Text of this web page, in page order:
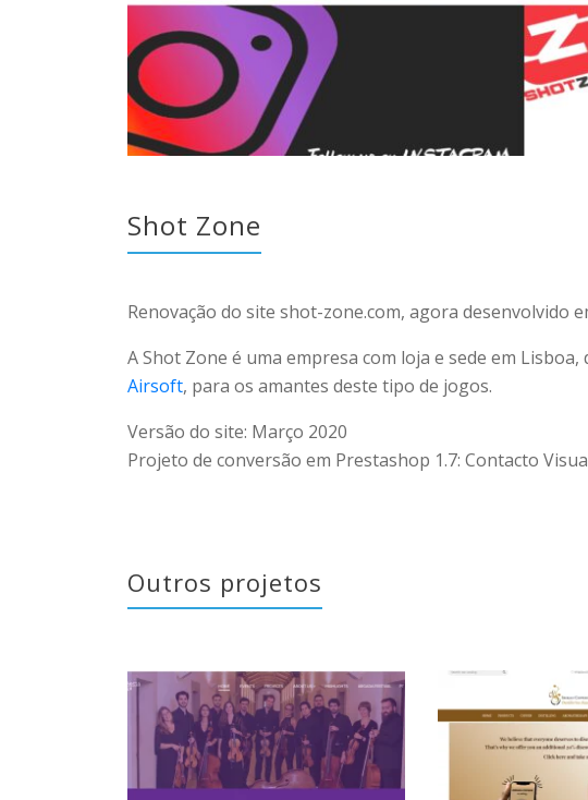
Shot Zone
Renovação do site shot-zone.com, agora desenvolvido
A Shot Zone é uma empresa com loja e sede em
Airsoft, para os amantes deste tipo de jogos.
Versão do site: Março 2020
Projeto de conversão em Prestashop 1.7: Contacto
Outros projetos